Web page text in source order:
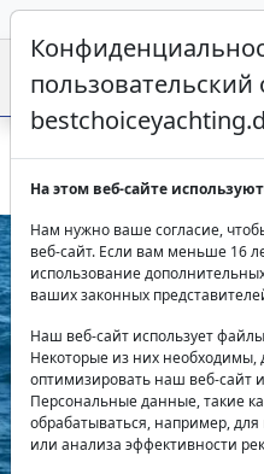
Парусная яхта Bavaria
Previous
пользовательский
На этом веб-сайте
Нам нужно ваше согласие,
веб-сайт. Если вам меньше 16
использование
ваших законных
Наш веб-сайт использует
Некоторые из них необходимы,
оптимизировать наш веб-сайт
Персональные данные, такие
обрабатываться, например,
или анализа эффективности